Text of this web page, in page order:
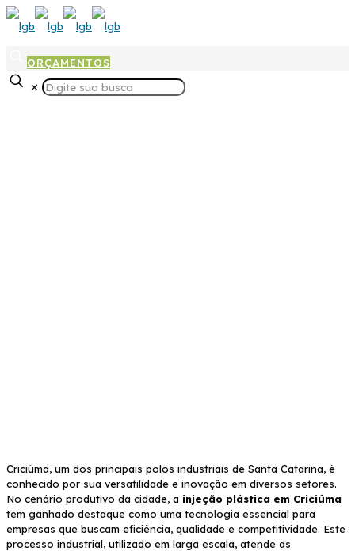
ORÇAMENTOS
✕
Criciúma, um dos principais polos industriais de Santa Catarina, é
conhecido por sua versatilidade e inovação em diversos setores.
No cenário produtivo da cidade, a injeção plástica em Criciúma
tem ganhado destaque como uma tecnologia essencial para
empresas que buscam eficiência, qualidade e competitividade. Este
processo industrial, utilizado em larga escala, atende as